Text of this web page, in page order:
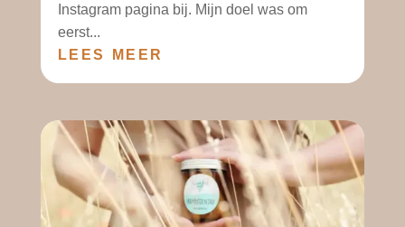
Instagram pagina bij. Mijn doel was om
eerst...
LEES MEER